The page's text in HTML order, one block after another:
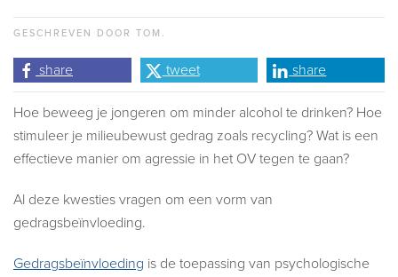
GESCHREVEN DOOR TOM.
share tweet share
Hoe beweeg je jongeren om minder alcohol te drinken? Hoe
stimuleer je milieubewust gedrag zoals recycling? Wat is een
effectieve manier om agressie in het OV tegen te gaan?
Al deze kwesties vragen om een vorm van
gedragsbeïnvloeding.
Gedragsbeïnvloeding is de toepassing van psychologische